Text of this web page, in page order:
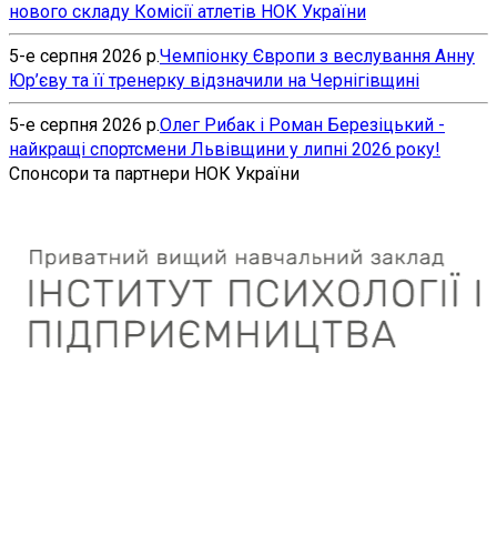
нового складу Комісії атлетів НОК України
5-е серпня 2026 р.Чемпіонку Європи з веслування Анну
Юр’єву та її тренерку відзначили на Чернігівщині
5-е серпня 2026 р.Олег Рибак і Роман Березіцький -
найкращі спортсмени Львівщини у липні 2026 року!
Спонсори та партнери НОК України